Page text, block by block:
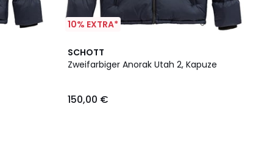
10% EXTRA*
SCHOTT
Zweifarbiger Anorak Utah 2, Kapuze
150,00 €
4,6
/ 5
4
Farben